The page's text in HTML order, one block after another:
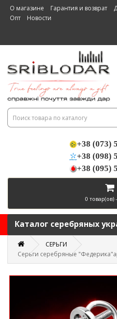
О магазине Гарантия и возврат
Опт
Новости
+38 (073)
+38 (098)
+38 (095)
0 товар(ов)
Каталог серебряных
СЕРЬГИ
Серьги серебряные